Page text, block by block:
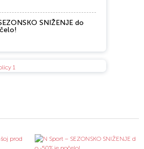
SNIŽENJE do